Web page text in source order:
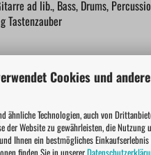
Cookies und andere
ähnliche Technologien, auch von
der Website zu gewährleisten, die Nutzung
Ihnen ein bestmögliches
finden Sie in unserer
ad lib., Bass, Drums,
Tastenzauber